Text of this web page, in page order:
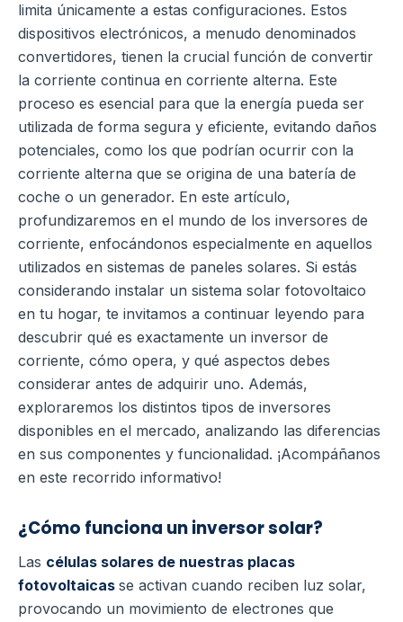
limita únicamente a estas configuraciones. Estos
dispositivos electrónicos, a menudo denominados
convertidores, tienen la crucial función de convertir
la corriente continua en corriente alterna. Este
proceso es esencial para que la energía pueda ser
utilizada de forma segura y eficiente, evitando daños
potenciales, como los que podrían ocurrir con la
corriente alterna que se origina de una batería de
coche o un generador. En este artículo,
profundizaremos en el mundo de los inversores de
corriente, enfocándonos especialmente en aquellos
utilizados en sistemas de paneles solares. Si estás
considerando instalar un sistema solar fotovoltaico
en tu hogar, te invitamos a continuar leyendo para
descubrir qué es exactamente un inversor de
corriente, cómo opera, y qué aspectos debes
considerar antes de adquirir uno. Además,
exploraremos los distintos tipos de inversores
disponibles en el mercado, analizando las diferencias
en sus componentes y funcionalidad. ¡Acompáñanos
en este recorrido informativo!
¿Cómo funciona un inversor solar?
Las células solares de nuestras placas
fotovoltaicas se activan cuando reciben luz solar,
provocando un movimiento de electrones que